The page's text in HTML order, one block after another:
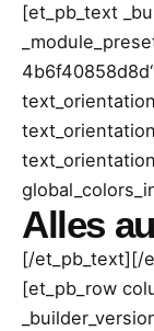
[et_pb_text
Alles
[/et_pb_text][/
[et_pb_row